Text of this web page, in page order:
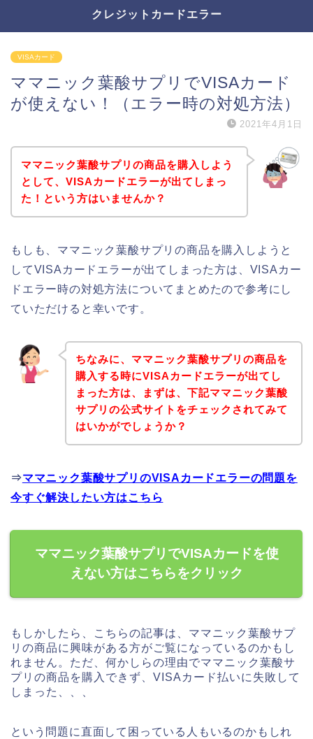
クレジットカードエラー
VISAカード
ママニック葉酸サプリでVISAカード
が使えない！（エラー時の対処方法）
2021年4月1日
ママニック葉酸サプリの商品を購入しよう
として、VISAカードエラーが出てしまっ
た！という方はいませんか？
もしも、ママニック葉酸サプリの商品を購入しようと
してVISAカードエラーが出てしまった方は、VISAカー
ドエラー時の対処方法についてまとめたので参考にし
ていただけると幸いです。
ちなみに、ママニック葉酸サプリの商品を
購入する時にVISAカードエラーが出てし
まった方は、まずは、下記ママニック葉酸
サプリの公式サイトをチェックされてみて
はいかがでしょうか？
⇒ママニック葉酸サプリのVISAカードエラーの問題を
今すぐ解決したい方はこちら
ママニック葉酸サプリでVISAカードを使
えない方はこちらをクリック
もしかしたら、こちらの記事は、ママニック葉酸サプ
リの商品に興味がある方がご覧になっているのかもし
れません。ただ、何かしらの理由でママニック葉酸サ
プリの商品を購入できず、VISAカード払いに失敗して
しまった、、、
という問題に直面して困っている人もいるのかもしれ